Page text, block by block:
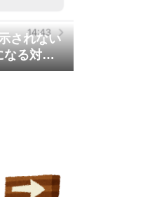
されない
なる対処